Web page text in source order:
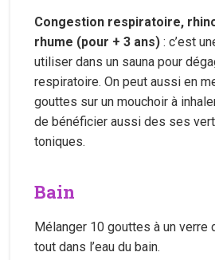
Congestion respiratoire,
rhume (pour + 3 ans) : c’est
utiliser dans un sauna pour
respiratoire. On peut aussi en
gouttes sur un mouchoir à
de bénéficier aussi des ses
toniques.
Bain
Mélanger 10 gouttes à un verre
tout dans l’eau du bain.